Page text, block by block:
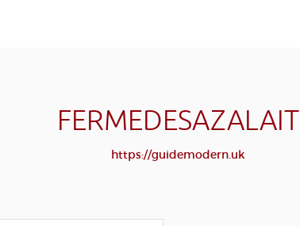
FERMEDESAZALAIT
https://guidemodern.uk